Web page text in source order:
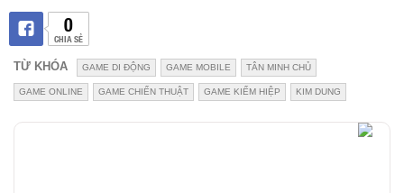
0
CHIA SẺ
TỪ KHÓA GAME DI ĐỘNG GAME MOBILE TÂN MINH CHỦ
GAME ONLINE GAME CHIẾN THUẬT GAME KIẾM HIỆP KIM DUNG